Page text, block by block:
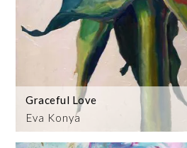
Eva Konya
Graceful Love